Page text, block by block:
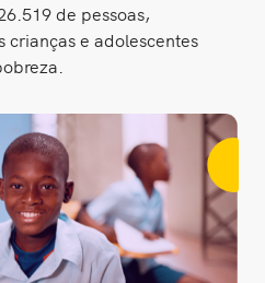
de pessoas,
e adolescentes